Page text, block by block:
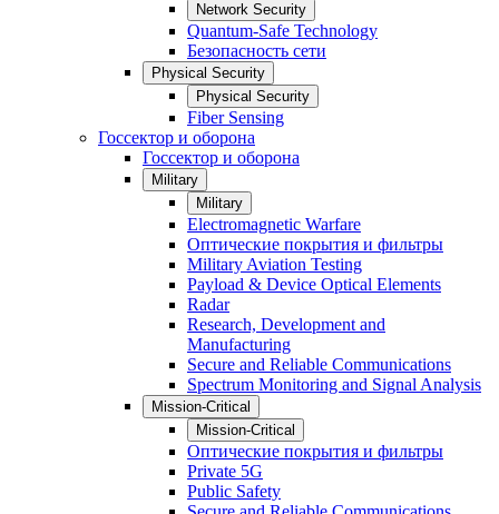
Network Security
Quantum-Safe Technology
Безопасность сети
Physical Security
Physical Security
Fiber Sensing
Госсектор и оборона
Госсектор и оборона
Military
Military
Electromagnetic Warfare
Оптические покрытия и фильтры
Military Aviation Testing
Payload & Device Optical Elements
Radar
Research, Development and
Manufacturing
Secure and Reliable Communications
Spectrum Monitoring and Signal Analysis
Mission-Critical
Mission-Critical
Оптические покрытия и фильтры
Private 5G
Public Safety